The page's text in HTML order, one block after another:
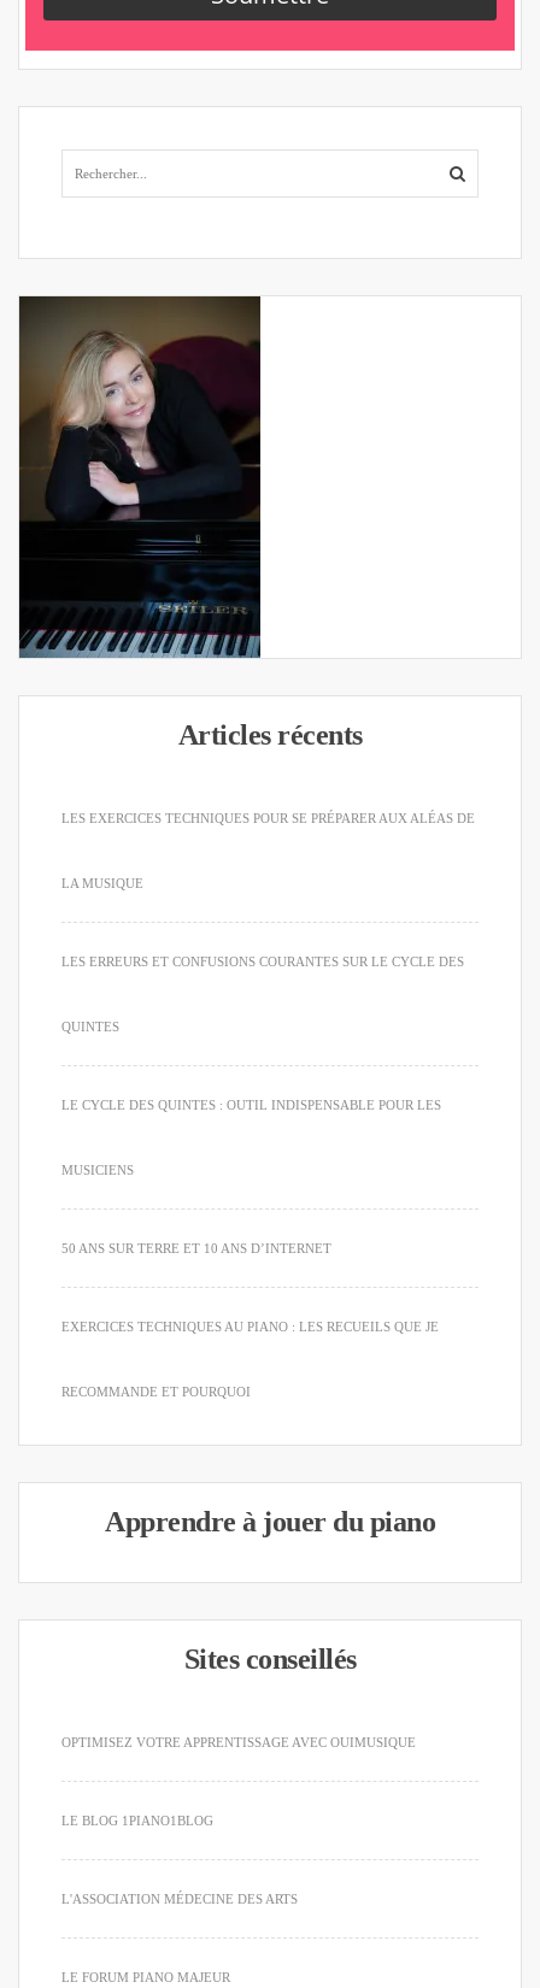
Articles récents
LES EXERCICES TECHNIQUES POUR SE PRÉPARER AUX ALÉAS DE
LA MUSIQUE
LES ERREURS ET CONFUSIONS COURANTES SUR LE CYCLE DES
QUINTES
LE CYCLE DES QUINTES : OUTIL INDISPENSABLE POUR LES
MUSICIENS
50 ANS SUR TERRE ET 10 ANS D’INTERNET
EXERCICES TECHNIQUES AU PIANO : LES RECUEILS QUE JE
RECOMMANDE ET POURQUOI
Apprendre à jouer du piano
Sites conseillés
OPTIMISEZ VOTRE APPRENTISSAGE AVEC OUIMUSIQUE
LE BLOG 1PIANO1BLOG
L'ASSOCIATION MÉDECINE DES ARTS
LE FORUM PIANO MAJEUR